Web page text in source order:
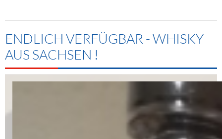
Kontakt
Neuigkeiten
Termine
Sirup
Spirituosen
Bier
Kommisionskauf & Lieferbedingungen
Fremddienstleistungen
ENDLICH VERFÜGBAR - WHISKY
AUS SACHSEN !